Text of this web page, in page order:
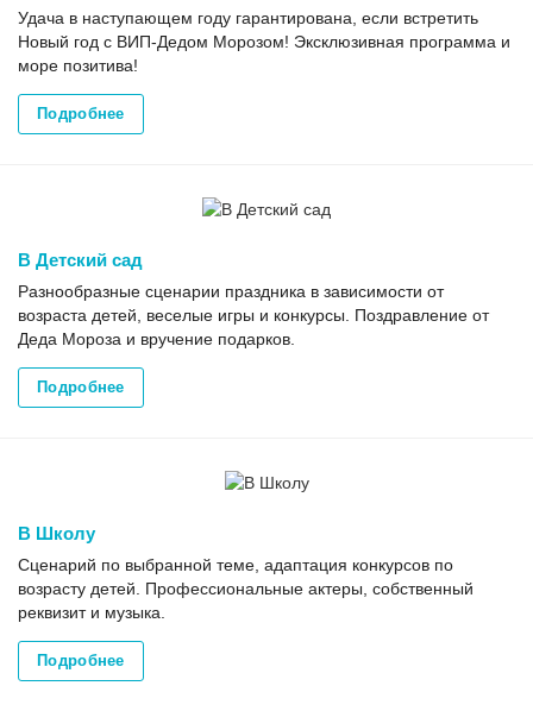
Удача в наступающем году гарантирована, если встретить
Новый год с ВИП-Дедом Морозом! Эксклюзивная программа и
море позитива!
Подробнее
В Детский сад
Разнообразные сценарии праздника в зависимости от
возраста детей, веселые игры и конкурсы. Поздравление от
Деда Мороза и вручение подарков.
Подробнее
В Школу
Сценарий по выбранной теме, адаптация конкурсов по
возрасту детей. Профессиональные актеры, собственный
реквизит и музыка.
Подробнее